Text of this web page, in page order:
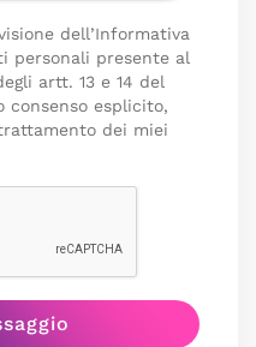
dell’Informativa
personali presente al
artt. 13 e 14 del
consenso esplicito,
dei miei